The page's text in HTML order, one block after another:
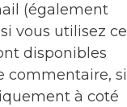
(également
vous utilisez ce
disponibles
commentaire, si
à coté